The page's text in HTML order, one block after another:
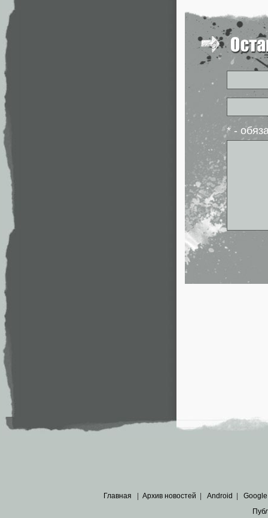
* -
Главная Архив новостей Android Google